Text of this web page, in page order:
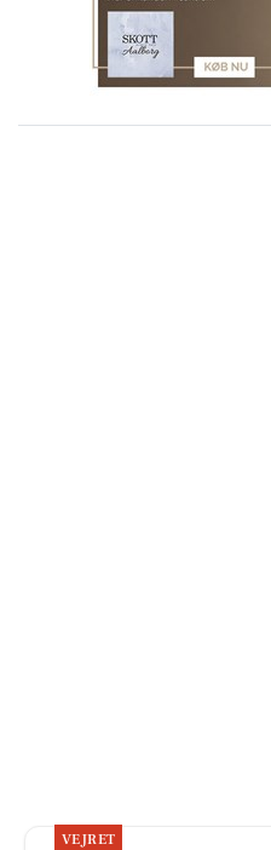
VEJRET